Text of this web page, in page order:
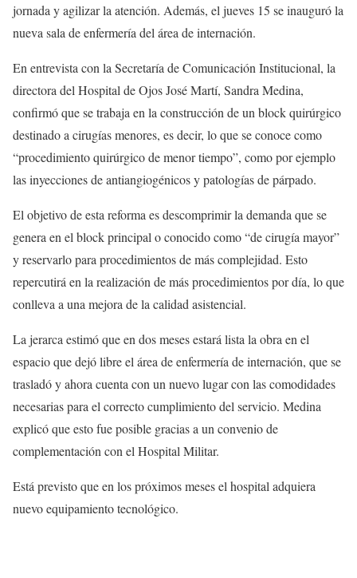
jornada y agilizar la atención. Además, el jueves 15 se inauguró la
nueva sala de enfermería del área de internación.
En entrevista con la Secretaría de Comunicación Institucional, la
directora del Hospital de Ojos José Martí, Sandra Medina,
confirmó que se trabaja en la construcción de un block quirúrgico
destinado a cirugías menores, es decir, lo que se conoce como
“procedimiento quirúrgico de menor tiempo”, como por ejemplo
las inyecciones de antiangiogénicos y patologías de párpado.
El objetivo de esta reforma es descomprimir la demanda que se
genera en el block principal o conocido como “de cirugía mayor”
y reservarlo para procedimientos de más complejidad. Esto
repercutirá en la realización de más procedimientos por día, lo que
conlleva a una mejora de la calidad asistencial.
La jerarca estimó que en dos meses estará lista la obra en el
espacio que dejó libre el área de enfermería de internación, que se
trasladó y ahora cuenta con un nuevo lugar con las comodidades
necesarias para el correcto cumplimiento del servicio. Medina
explicó que esto fue posible gracias a un convenio de
complementación con el Hospital Militar.
Está previsto que en los próximos meses el hospital adquiera
nuevo equipamiento tecnológico.